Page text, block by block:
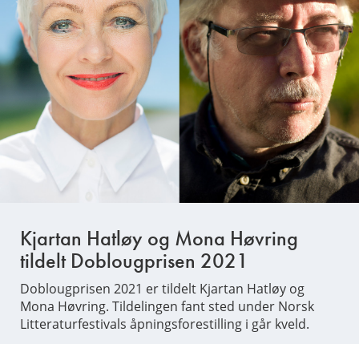
Kjartan Hatløy og Mona Høvring
tildelt Doblougprisen 2021
Doblougprisen 2021 er tildelt Kjartan Hatløy og
Mona Høvring. Tildelingen fant sted under Norsk
Litteraturfestivals åpningsforestilling i går kveld.